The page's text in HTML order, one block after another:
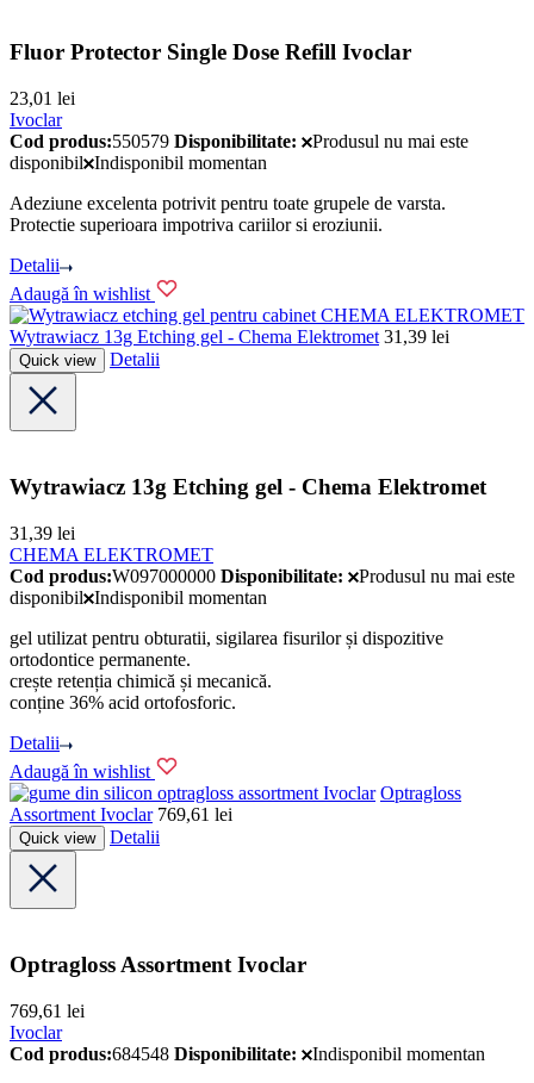
Fluor Protector Single Dose Refill Ivoclar
23,01 lei
Ivoclar
Cod produs:550579 Disponibilitate:
Produsul nu mai este
disponibil Indisponibil momentan
Adeziune excelenta potrivit pentru toate grupele de varsta.
Protectie superioara impotriva cariilor si eroziunii.
Detalii
Adaugă în wishlist
CHEMA ELEKTROMET
Wytrawiacz 13g Etching gel - Chema Elektromet 31,39 lei
Quick view Detalii
Wytrawiacz 13g Etching gel - Chema Elektromet
31,39 lei
CHEMA ELEKTROMET
Cod produs:W097000000 Disponibilitate:
Produsul nu mai este
disponibil Indisponibil momentan
gel utilizat pentru obturatii, sigilarea fisurilor și dispozitive
ortodontice permanente.
crește retenția chimică și mecanică.
conține 36% acid ortofosforic.
Detalii
Adaugă în wishlist
Ivoclar Optragloss
Assortment Ivoclar 769,61 lei
Quick view Detalii
Optragloss Assortment Ivoclar
769,61 lei
Ivoclar
Cod produs:684548 Disponibilitate:
Indisponibil momentan